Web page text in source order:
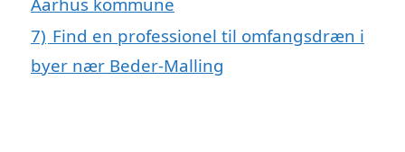
7) Find en professionel til omfangsdræn i
byer nær Beder-Malling